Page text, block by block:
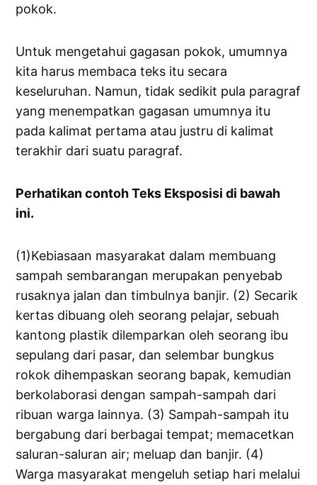
pokok.
Untuk mengetahui gagasan pokok, umumnya
kita harus membaca teks itu secara
keseluruhan. Namun, tidak sedikit pula paragraf
yang menempatkan gagasan umumnya itu
pada kalimat pertama atau justru di kalimat
terakhir dari suatu paragraf.
Perhatikan contoh Teks Eksposisi di bawah
ini.
(1)Kebiasaan masyarakat dalam membuang
sampah sembarangan merupakan penyebab
rusaknya jalan dan timbulnya banjir. (2) Secarik
kertas dibuang oleh seorang pelajar, sebuah
kantong plastik dilemparkan oleh seorang ibu
sepulang dari pasar, dan selembar bungkus
rokok dihempaskan seorang bapak, kemudian
berkolaborasi dengan sampah-sampah dari
ribuan warga lainnya. (3) Sampah-sampah itu
bergabung dari berbagai tempat; memacetkan
saluran-saluran air; meluap dan banjir. (4)
Warga masyarakat mengeluh setiap hari melalui